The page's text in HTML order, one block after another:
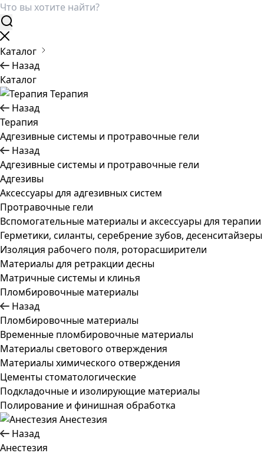
Каталог
Назад
Каталог
Терапия
Назад
Терапия
Адгезивные системы и протравочные гели
Назад
Адгезивные системы и протравочные гели
Адгезивы
Аксессуары для адгезивных систем
Протравочные гели
Вспомогательные материалы и аксессуары для терапии
Герметики, силанты, серебрение зубов, десенситайзеры
Изоляция рабочего поля, роторасширители
Материалы для ретракции десны
Матричные системы и клинья
Пломбировочные материалы
Назад
Пломбировочные материалы
Временные пломбировочные материалы
Материалы светового отверждения
Материалы химического отверждения
Цементы стоматологические
Подкладочные и изолирующие материалы
Полирование и финишная обработка
Анестезия
Назад
Анестезия